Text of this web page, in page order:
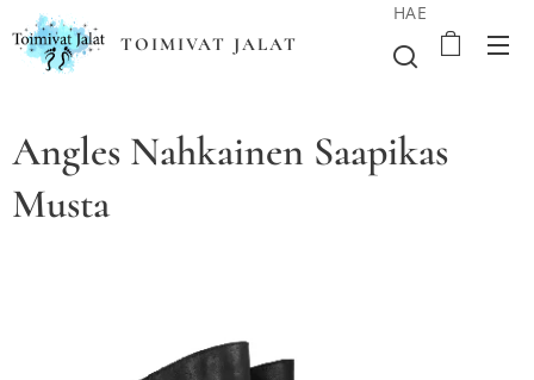
TOIMIVAT JALAT
HAE
Angles Nahkainen Saapikas
Musta